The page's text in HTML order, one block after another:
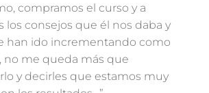
compramos el curso y a
los consejos que él nos daba y
han ido incrementando como
no me queda más que
y decirles que estamos muy